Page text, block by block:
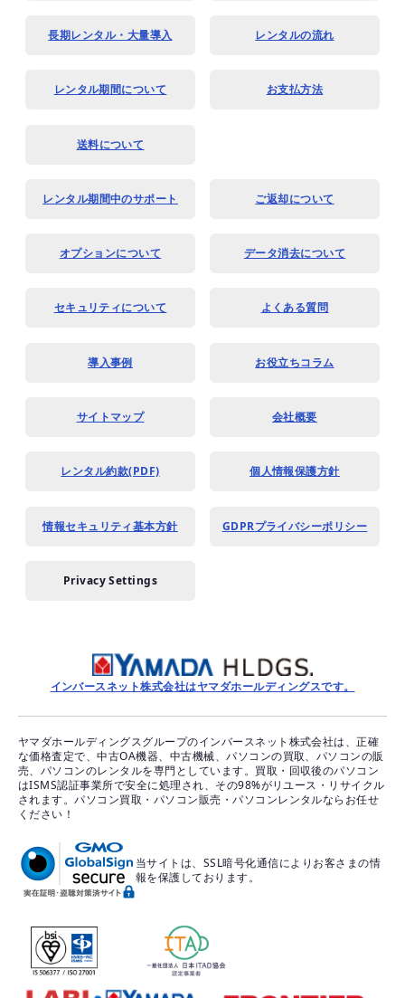
長期レンタル・大量導入 レンタルの流れ
レンタル期間について お支払方法
送料について
レンタル期間中のサポート ご返却について
オプションについて データ消去について
セキュリティについて よくある質問
導入事例 お役立ちコラム
サイトマップ 会社概要
レンタル約款(PDF) 個人情報保護方針
情報セキュリティ基本方針 GDPRプライバシーポリシー
Privacy Settings
インバースネット株式会社はヤマダホールディングスです。
ヤマダホールディングスグループのインバースネット株式会社は、正確
な価格査定で、中古OA機器、中古機械、パソコンの買取、パソコンの販
売、パソコンのレンタルを専門としています。買取・回収後のパソコン
はISMS認証事業所で安全に処理され、その98%がリユース・リサイクル
されます。パソコン買取・パソコン販売・パソコンレンタルならお任せ
ください！
当サイトは、SSL暗号化通信によりお客さまの情
報を保護しております。